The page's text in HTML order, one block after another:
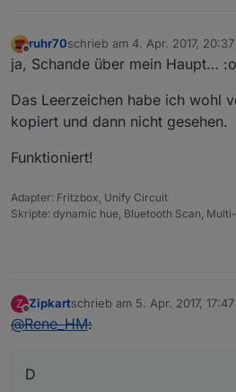
Offline
ruhr70schrieb am 4. Apr. 2017, 20:37
zuletzt editiert von
ja, Schande über mein Haupt…
Das Leerzeichen habe ich wohl
kopiert und dann nicht gesehen.
Funktioniert!
Adapter: Fritzbox, Unify Circuit
Skripte: dynamic hue, Bluetooth Scan,
Z
Offline
Zipkartschrieb am 5. Apr. 2017, 17:47
zuletzt editiert von
@Rene_HM:
D